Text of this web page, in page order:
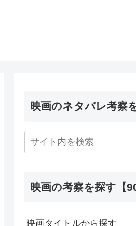
映画のネタバレ考察
映画の考察を探す【
映画タイトルから探す